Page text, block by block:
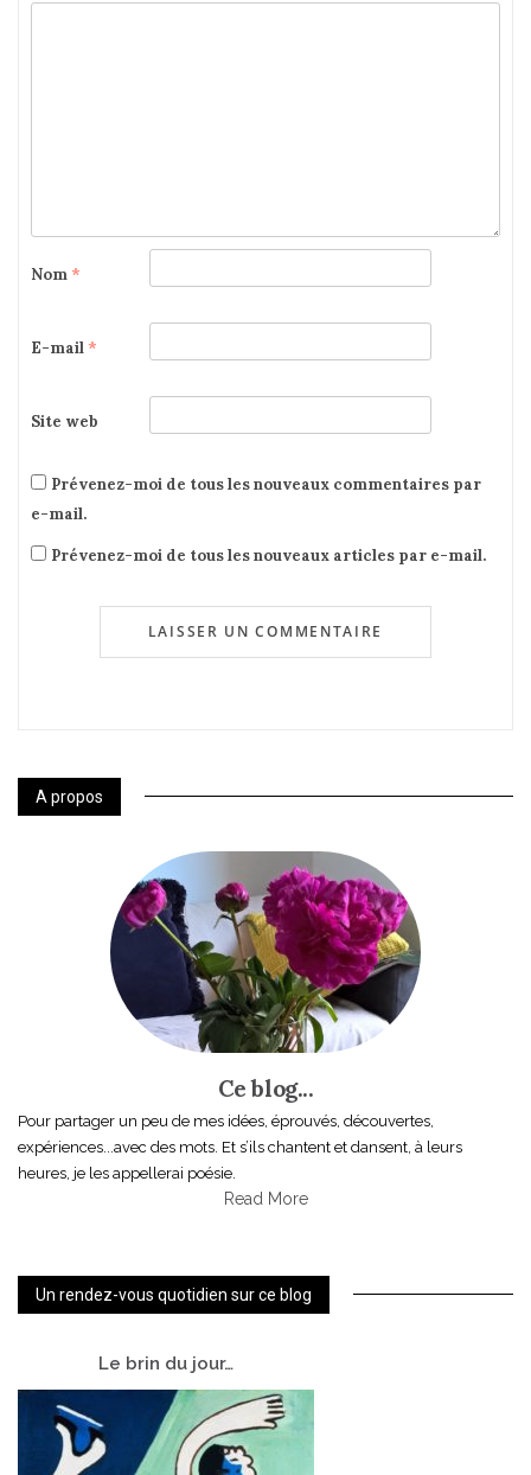
Nom *
E-mail *
Site web
Prévenez-moi de tous les nouveaux commentaires par
e-mail.
Prévenez-moi de tous les nouveaux articles par e-mail.
A propos
Ce blog...
Pour partager un peu de mes idées, éprouvés, découvertes,
expériences...avec des mots. Et s’ils chantent et dansent, à leurs
heures, je les appellerai poésie.
Read More
Un rendez-vous quotidien sur ce blog
Le brin du jour…